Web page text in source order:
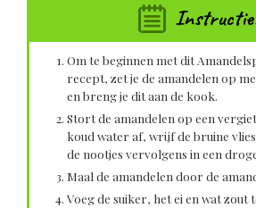
Om te beginnen met dit
recept, zet je de amandelen op
en breng je dit aan de kook.
Stort de amandelen op een
koud water af, wrijf de bruine
de nootjes vervolgens in een
Maal de amandelen door de
Voeg de suiker, het ei en wat zout